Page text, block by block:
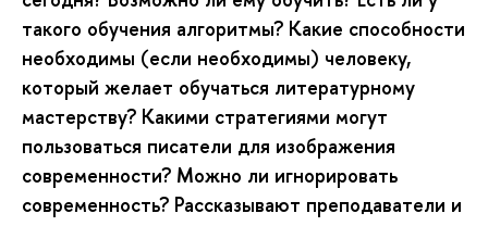
такого обучения алгоритмы? Какие способности
необходимы (если необходимы) человеку,
который желает обучаться литературному
мастерству? Какими стратегиями могут
пользоваться писатели для изображения
современности? Можно ли игнорировать
современность? Рассказывают преподаватели и